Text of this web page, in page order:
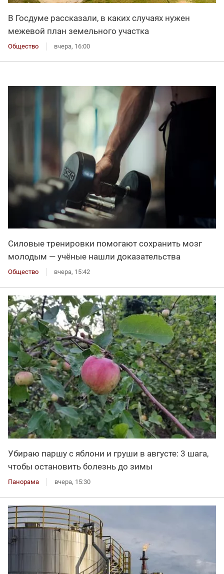
В Госдуме рассказали, в каких случаях нужен
межевой план земельного участка
Общество вчера, 16:00
Силовые тренировки помогают сохранить мозг
молодым — учёные нашли доказательства
Общество вчера, 15:42
Убираю паршу с яблони и груши в августе: 3 шага,
чтобы остановить болезнь до зимы
Панорама вчера, 15:30